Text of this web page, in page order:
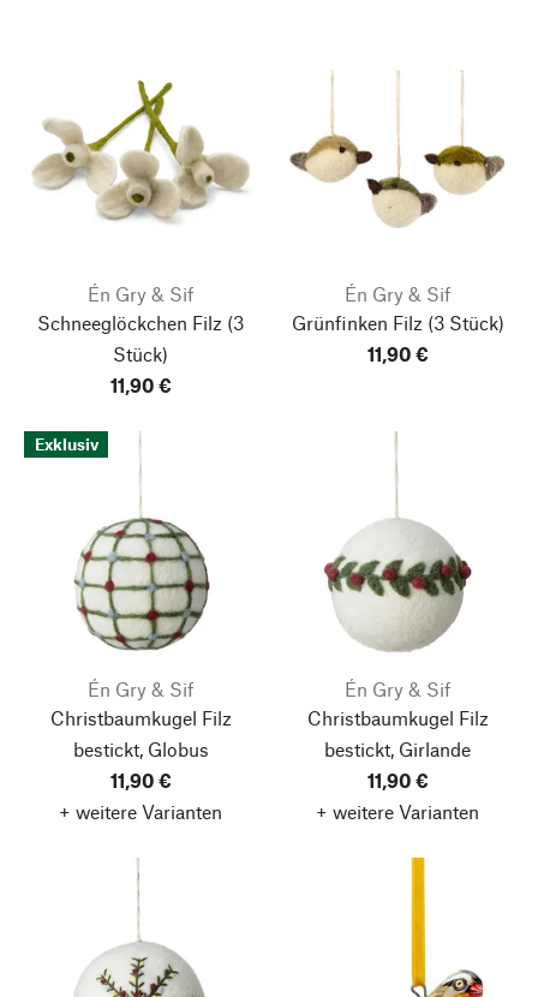
Én Gry & Sif
Schneeglöckchen Filz (3
Stück)
11,90 €
Én Gry & Sif
Grünfinken Filz (3 Stück)
11,90 €
Exklusiv
Én Gry & Sif
Christbaumkugel Filz
bestickt, Globus
11,90 €
+ weitere Varianten
Én Gry & Sif
Christbaumkugel Filz
bestickt, Girlande
11,90 €
+ weitere Varianten